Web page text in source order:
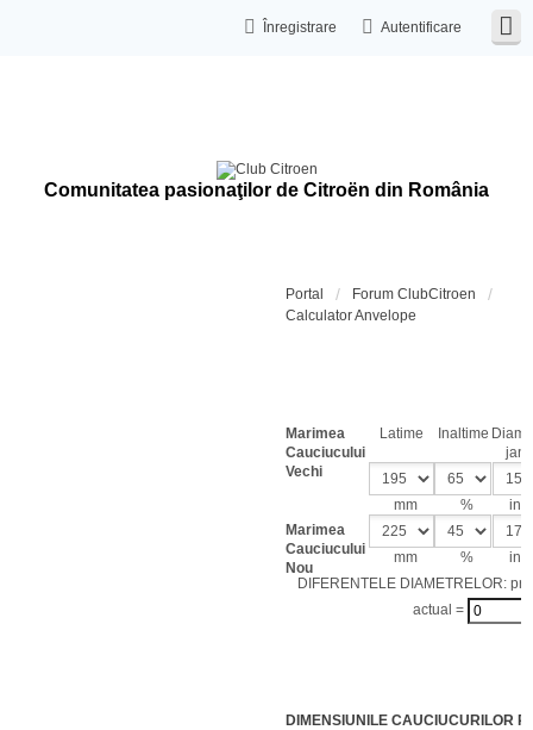
Autentificare
Înregistrare
Comunitatea pasionaţilor de Citroën din România
Portal
Forum ClubCitroen
Calculator Anvelope
Marimea
Cauciucului
Vechi
Latime Inaltime
mm %
Marimea
Cauciucului
Nou
mm %
DIFERENTELE DIAMETRELOR:
actual =
DIMENSIUNILE CAUCIUCURILOR